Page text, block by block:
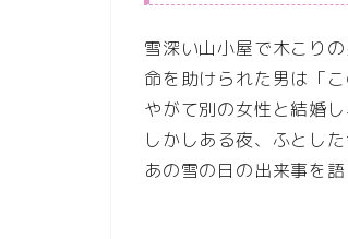
雪深い山小屋で木こり
命を助けられた男は「
やがて別の女性と結婚
しかしある夜、ふとした
あの雪の日の出来事を